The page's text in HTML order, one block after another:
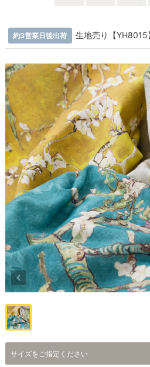
約3営業日後出荷 生地売り【YH8015
サイズをご指定ください